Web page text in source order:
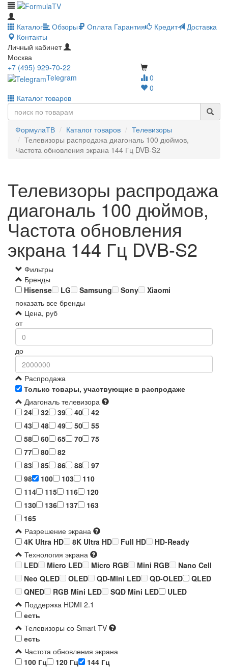
Каталог Обзоры Оплата Гарантия Кредит
Доставка
Контакты
Личный кабинет
Москва
0
0
+7 (495) 929-70-22
Telegram
Каталог товаров
ФормулаТВ Каталог товаров
Телевизоры
Телевизоры распродажа диагональ 100 дюймов,
Частота обновления экрана 144 Гц DVB-S2
Телевизоры распродажа
диагональ 100 дюймов,
Частота обновления
экрана 144 Гц DVB-S2
Фильтры
Бренды
Hisense
LG Samsung Sony
Xiaomi
показать все бренды
Цена, руб
от
до
Распродажа
Только товары, участвующие в распродаже
Диагональ телевизора
24
32 39 40
42
43
48 49 50
55
58
60 65 70
75
77
80
82
83
85 86 88
97
98
100 103
110
114
115 116
120
130
136 137
163
165
Разрешение экрана
4K Ultra HD
8K Ultra HD Full HD
HD-Ready
Технология экрана
LED
Micro LED Micro RGB Mini RGB
Nano Cell
Neo QLED
OLED QD-Mini LED QD-OLED
QLED
QNED
RGB Mini LED SQD Mini LED
ULED
Поддержка HDMI 2.1
есть
Телевизоры со Smart TV
есть
Частота обновления экрана
100 Гц
120 Гц
144 Гц